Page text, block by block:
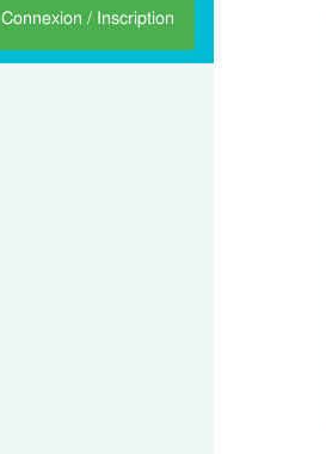
Connexion / Inscription